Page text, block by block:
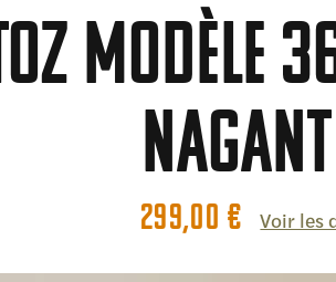
modèle
Nagant
299,00 € Voir les